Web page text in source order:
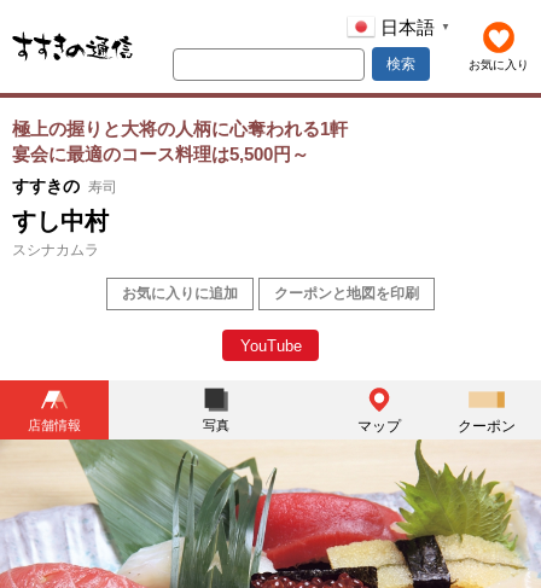
お気に入り
日本語 ▼
検索
極上の握りと大将の人柄に心奪われる1軒
宴会に最適のコース料理は5,500円～
すすきの 寿司
すし中村
スシナカムラ
お気に入りに追加 クーポンと地図を印刷
YouTube
店舗情報 写真 マップ クーポン